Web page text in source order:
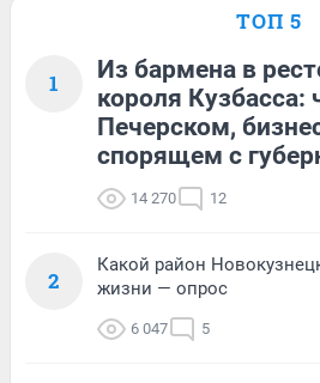
ТОП 5
1
Из бармена в
короля
Печерском,
спорящем с
14 270 12
2
Какой район
жизни — опрос
6 047 5